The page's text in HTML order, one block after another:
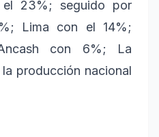
23%; seguido por
Lima con el 14%;
con 6%; La
producción nacional